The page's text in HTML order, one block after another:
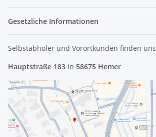
Gesetzliche Informationen
Selbstabholer und Vorortkunden finden uns
Hauptstraße 183 in 58675 Hemer